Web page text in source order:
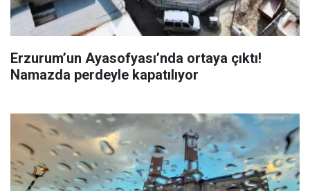
Erzurum’un Ayasofyası’nda ortaya çıktı!
Namazda perdeyle kapatılıyor